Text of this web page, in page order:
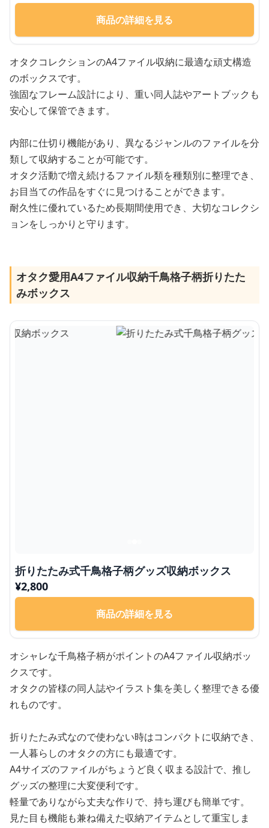
商品の詳細を見る
オタクコレクションのA4ファイル収納に最適な頑丈構造
のボックスです。
強固なフレーム設計により、重い同人誌やアートブックも
安心して保管できます。
内部に仕切り機能があり、異なるジャンルのファイルを分
類して収納することが可能です。
オタク活動で増え続けるファイル類を種類別に整理でき、
お目当ての作品をすぐに見つけることができます。
耐久性に優れているため長期間使用でき、大切なコレクシ
ョンをしっかりと守ります。
オタク愛用A4ファイル収納千鳥格子柄折りたた
みボックス
折りたたみ式千鳥格子柄グッズ収納ボックス
¥2,800
商品の詳細を見る
オシャレな千鳥格子柄がポイントのA4ファイル収納ボッ
クスです。
オタクの皆様の同人誌やイラスト集を美しく整理できる優
れものです。
折りたたみ式なので使わない時はコンパクトに収納でき、
一人暮らしのオタクの方にも最適です。
A4サイズのファイルがちょうど良く収まる設計で、推し
グッズの整理に大変便利です。
軽量でありながら丈夫な作りで、持ち運びも簡単です。
見た目も機能も兼ね備えた収納アイテムとして重宝しま